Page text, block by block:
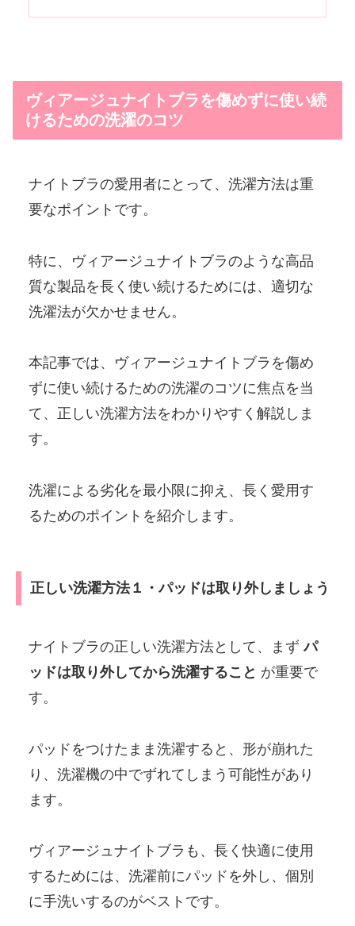
ヴィアージュナイトブラを傷めずに使い続
けるための洗濯のコツ
ナイトブラの愛用者にとって、洗濯方法は重
要なポイントです。
特に、ヴィアージュナイトブラのような高品
質な製品を長く使い続けるためには、適切な
洗濯法が欠かせません。
本記事では、ヴィアージュナイトブラを傷め
ずに使い続けるための洗濯のコツに焦点を当
て、正しい洗濯方法をわかりやすく解説しま
す。
洗濯による劣化を最小限に抑え、長く愛用す
るためのポイントを紹介します。
正しい洗濯方法１・パッドは取り外しましょう
ナイトブラの正しい洗濯方法として、まずパ
ッドは取り外してから洗濯すること が重要で
す。
パッドをつけたまま洗濯すると、形が崩れた
り、洗濯機の中でずれてしまう可能性があり
ます。
ヴィアージュナイトブラも、長く快適に使用
するためには、洗濯前にパッドを外し、個別
に手洗いするのがベストです。